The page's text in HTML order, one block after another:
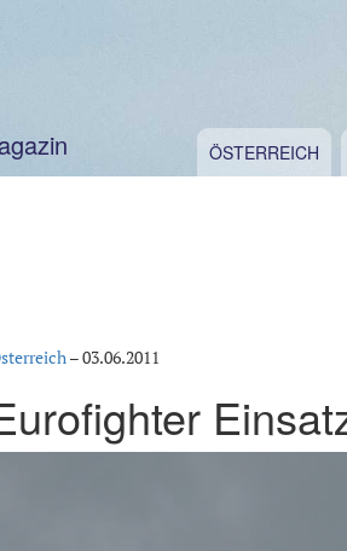
ÖSTERREICH
–03.06.2011